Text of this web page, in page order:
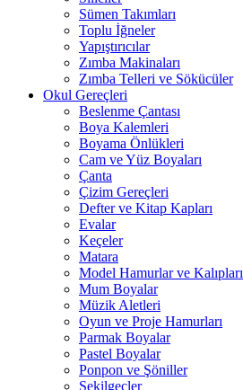
Sümen Takımları
Toplu İğneler
Yapıştırıcılar
Zımba Makinaları
Zımba Telleri ve Sökücüler
Okul Gereçleri
Beslenme Çantası
Boya Kalemleri
Boyama Önlükleri
Cam ve Yüz Boyaları
Çanta
Çizim Gereçleri
Defter ve Kitap Kapları
Evalar
Keçeler
Matara
Model Hamurlar ve Kalıpları
Mum Boyalar
Müzik Aletleri
Oyun ve Proje Hamurları
Parmak Boyalar
Pastel Boyalar
Ponpon ve Şöniller
Şekilgeçler